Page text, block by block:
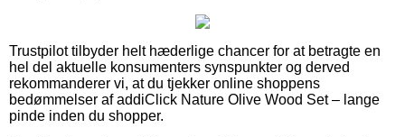
Trustpilot tilbyder helt hæderlige chancer for at betragte en
hel del aktuelle konsumenters synspunkter og derved
rekommanderer vi, at du tjekker online shoppens
bedømmelser af addiClick Nature Olive Wood Set – lange
pinde inden du shopper.